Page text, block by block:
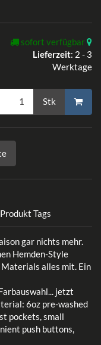
sofort verfügbar
Lieferzeit: 2 - 3
Werktage
Stk
Produkt Tags
gar nichts mehr.
Hemden-Style
alles mit. Ein
jetzt
6oz pre-washed
pockets, small
push buttons,